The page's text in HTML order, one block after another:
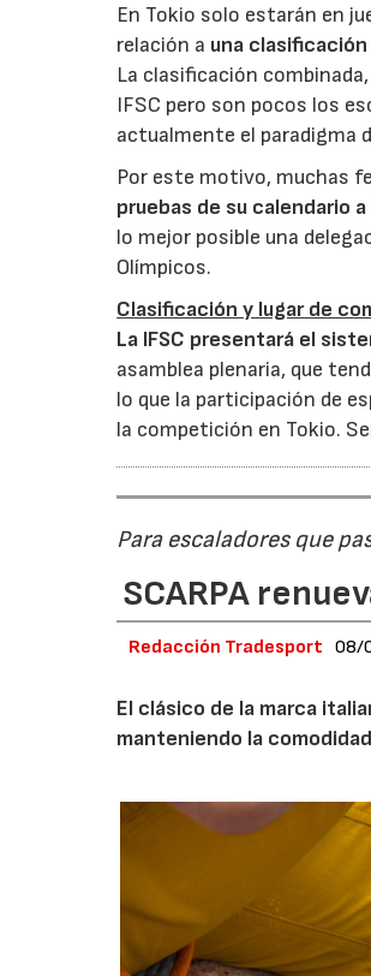
En Tokio solo estarán en
relación a una
La clasificación
IFSC pero son pocos los
actualmente el paradigma
Por este motivo, muchas
pruebas de su calendario
lo mejor posible una
Olímpicos.
Clasificación y lugar de
La IFSC presentará el
asamblea plenaria, que
lo que la participación de
la competición en Tokio.
Para escaladores que
SCARPA
Redacción Tradesport 08/
El clásico de la marca
manteniendo la